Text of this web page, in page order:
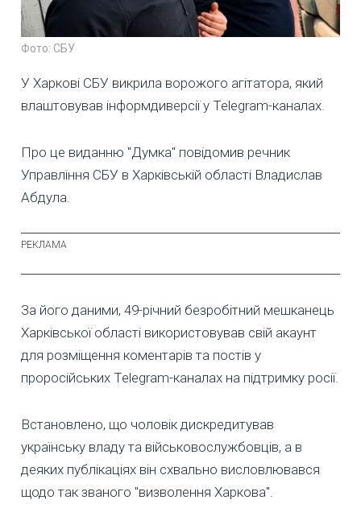
Фото: СБУ
У Харкові СБУ викрила ворожого агітатора, який
влаштовував інформдиверсії у Telegram-каналах.
Про це виданню "Думка" повідомив речник
Управління СБУ в Харківській області Владислав
Абдула.
За його даними, 49-річний безробітний мешканець
Харківської області використовував свій акаунт
для розміщення коментарів та постів у
проросійських Telegram-каналах на підтримку росії.
Встановлено, що чоловік дискредитував
українську владу та військовослужбовців, а в
деяких публікаціях він схвально висловлювався
щодо так званого "визволення Харкова".